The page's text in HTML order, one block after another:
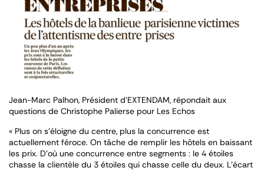
Jean-Marc Palhon, Président d’EXTENDAM, répondait aux
questions de Christophe Palierse pour Les Echos
« Plus on s’éloigne du centre, plus la concurrence est
actuellement féroce. On tâche de remplir les hôtels en baissant
les prix. D’où une concurrence entre segments : le 4 étoiles
chasse la clientèle du 3 étoiles qui chasse celle du deux. L’écart